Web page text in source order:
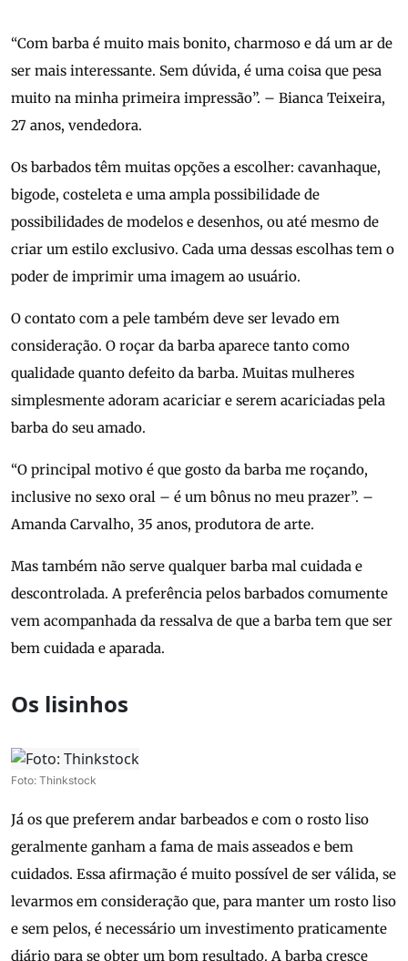
“Com barba é muito mais bonito, charmoso e dá um ar de
ser mais interessante. Sem dúvida, é uma coisa que pesa
muito na minha primeira impressão”. – Bianca Teixeira,
27 anos, vendedora.
Os barbados têm muitas opções a escolher: cavanhaque,
bigode, costeleta e uma ampla possibilidade de
possibilidades de modelos e desenhos, ou até mesmo de
criar um estilo exclusivo. Cada uma dessas escolhas tem o
poder de imprimir uma imagem ao usuário.
O contato com a pele também deve ser levado em
consideração. O roçar da barba aparece tanto como
qualidade quanto defeito da barba. Muitas mulheres
simplesmente adoram acariciar e serem acariciadas pela
barba do seu amado.
“O principal motivo é que gosto da barba me roçando,
inclusive no sexo oral – é um bônus no meu prazer”. –
Amanda Carvalho, 35 anos, produtora de arte.
Mas também não serve qualquer barba mal cuidada e
descontrolada. A preferência pelos barbados comumente
vem acompanhada da ressalva de que a barba tem que ser
bem cuidada e aparada.
Os lisinhos
Foto: Thinkstock
Já os que preferem andar barbeados e com o rosto liso
geralmente ganham a fama de mais asseados e bem
cuidados. Essa afirmação é muito possível de ser válida, se
levarmos em consideração que, para manter um rosto liso
e sem pelos, é necessário um investimento praticamente
diário para se obter um bom resultado. A barba cresce